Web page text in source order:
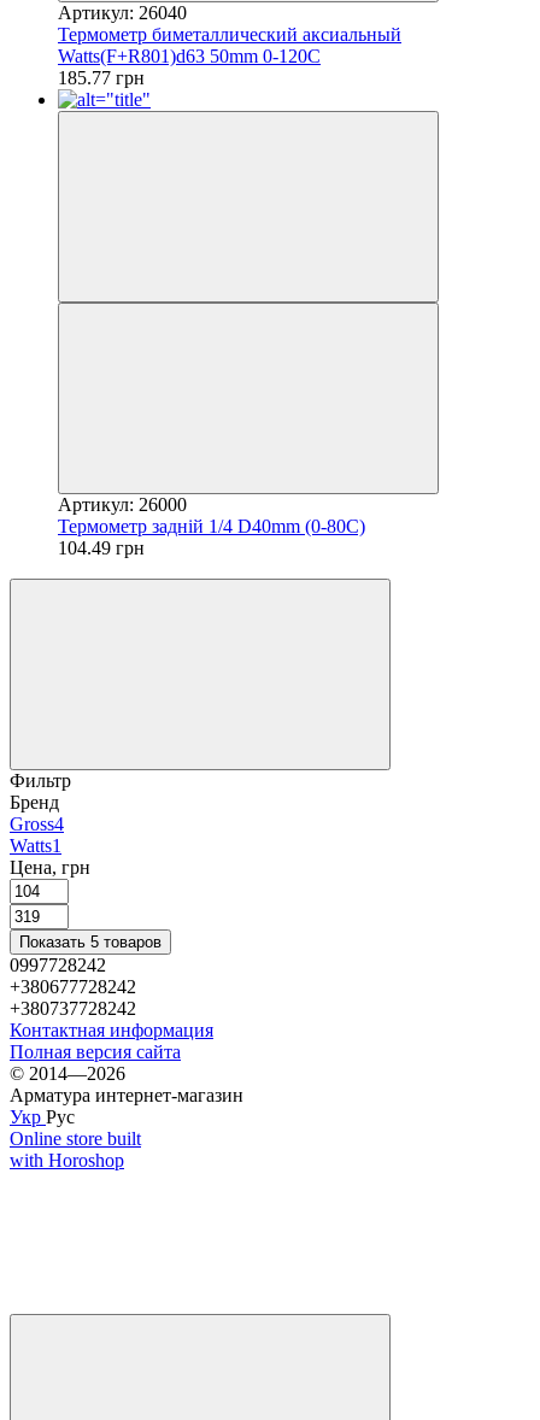
Артикул: 26040
Термометр биметаллический аксиальный
Watts(F+R801)d63 50mm 0-120C
185.77 грн
Артикул: 26000
Термометр задній 1/4 D40mm (0-80С)
104.49 грн
Фильтр
Бренд
Gross4
Watts1
Цена, грн
Показать 5 товаров
0997728242
+380677728242
+380737728242
Контактная информация
Полная версия сайта
© 2014—2026
Арматура интернет-магазин
Укр Рус
Online store built
with Horoshop